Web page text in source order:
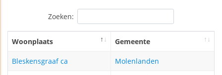
Zoeken:
Woonplaats Gemeente
Bleskensgraaf ca Molenlanden